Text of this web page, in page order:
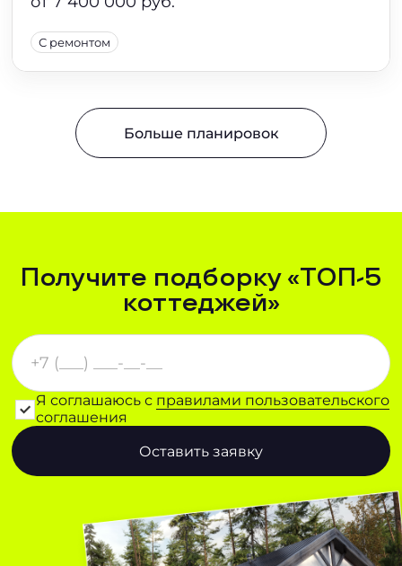
С ремонтом
Больше планировок
Получите подборку «ТОП-5
коттеджей»
Я соглашаюсь с правилами пользовательского
соглашения